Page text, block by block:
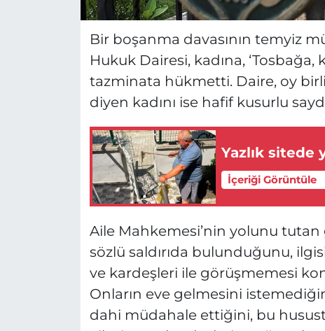
Bir boşanma davasının temyiz
Hukuk Dairesi, kadına,
tazminata hükmetti. Daire, oy
diyen kadını ise hafif kusurlu
Yazlık sitede
İçeriği Görüntüle
Aile Mahkemesi’nin yolunu tutan
sözlü saldırıda bulunduğunu,
ve kardeşleri ile görüşmemesi
Onların eve gelmesini
dahi müdahale ettiğini, bu